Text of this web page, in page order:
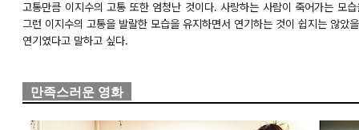
고통만큼 이지수의 고통 또한 엄청난 것이다. 사랑하는 사람이 죽어가는 모
그런 이지수의 고통을 발랄한 모습을 유지하면서 연기하는 것이 쉽지는 않았
연기였다고 말하고 싶다.
만족스러운 영화